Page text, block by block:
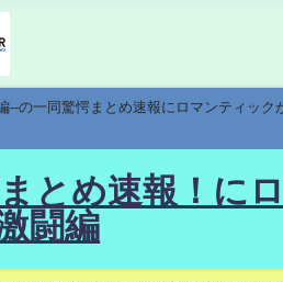
の一同驚愕まとめ速報にロマンティック
とめ速報！に
闘編